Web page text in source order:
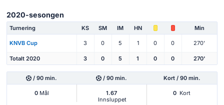
2020-sesongen
Turnering KS SM IM HN Min
KNVB Cup 3 0 5 1 0 0 270'
Totalt 2020 3 0 5 1 0 0 270'
/ 90 min. / 90 min. Kort / 90 min.
0Mål
1.67
Innsluppet
0 Kort